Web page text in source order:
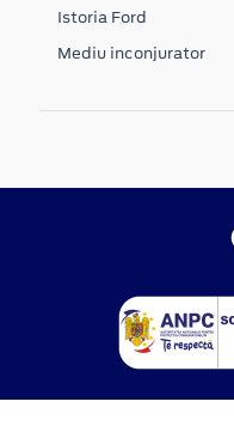
Istoria Ford
Mediu inconjurator